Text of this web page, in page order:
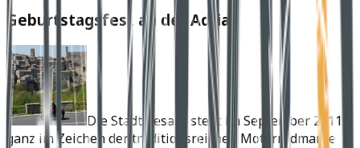
Geburtstagsfest an der Adria
Die Stadt Pesaro steht im September 2011
ganz im Zeichen der traditionsreichen Motorradmarke